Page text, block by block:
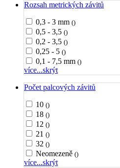
Rozsah metrických závitů
0,3 - 3 mm ()
0,5 - 3,5 ()
0,2 - 3,5 ()
0,25 - 5 ()
0,1 - 7,5 mm ()
více...skrýt
Počet palcových závitů
10 ()
18 ()
12 ()
21 ()
32 ()
Neomezeně ()
více...skrýt